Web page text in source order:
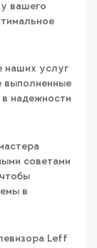
вашего
наших услуг
выполненные
надежности
советами
в
Leff